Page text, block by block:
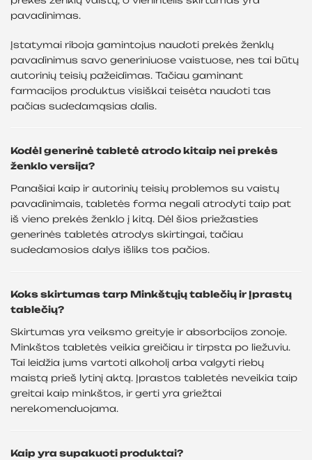
pavadinimas.
Įstatymai riboja gamintojus naudoti prekės ženklų
pavadinimus savo generiniuose vaistuose, nes tai būtų
autorinių teisių pažeidimas. Tačiau gaminant
farmacijos produktus visiškai teisėta naudoti tas
pačias sudedamąsias dalis.
Kodėl generinė tabletė atrodo kitaip nei prekės
ženklo versija?
Panašiai kaip ir autorinių teisių problemos su vaistų
pavadinimais, tabletės forma negali atrodyti taip pat
iš vieno prekės ženklo į kitą. Dėl šios priežasties
generinės tabletės atrodys skirtingai, tačiau
sudedamosios dalys išliks tos pačios.
Koks skirtumas tarp Minkštųjų tablečių ir Įprastų
tablečių?
Skirtumas yra veiksmo greityje ir absorbcijos zonoje.
Minkštos tabletės veikia greičiau ir tirpsta po liežuviu.
Tai leidžia jums vartoti alkoholį arba valgyti riebų
maistą prieš lytinį aktą. Įprastos tabletės neveikia taip
greitai kaip minkštos, ir gerti yra griežtai
nerekomenduojama.
Kaip yra supakuoti produktai?